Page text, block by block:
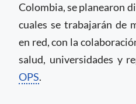
Colombia, se planearon
cuales se trabajarán de
en red, con la
salud, universidades y
OPS.